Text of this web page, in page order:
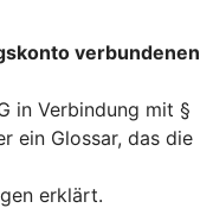
verbundenen
in Verbindung mit §
ein Glossar, das die
erklärt.